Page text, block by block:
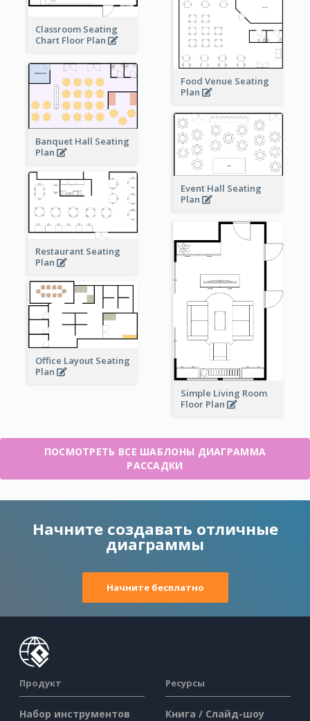
Classroom Seating
Chart Floor Plan
Food Venue Seating
Plan
Banquet Hall Seating
Plan
Event Hall Seating
Plan
Restaurant Seating
Plan
Simple Living Room
Floor Plan
Office Layout Seating
Plan
ПОСМОТРЕТЬ ВСЕ ШАБЛОНЫ ДИАГРАММА
РАССАДКИ
Начните создавать отличные
диаграммы
Начните бесплатно
Продукт
Набор инструментов
Ресурсы
Книга / Слайд-шоу